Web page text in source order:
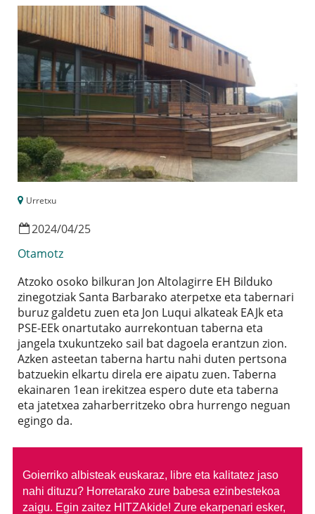
Urretxu
2024/04/25
Otamotz
Atzoko osoko bilkuran Jon Altolagirre EH Bilduko
zinegotziak Santa Barbarako aterpetxe eta tabernari
buruz galdetu zuen eta Jon Luqui alkateak EAJk eta
PSE-EEk onartutako aurrekontuan taberna eta
jangela txukuntzeko sail bat dagoela erantzun zion.
Azken asteetan taberna hartu nahi duten pertsona
batzuekin elkartu direla ere aipatu zuen. Taberna
ekainaren 1ean irekitzea espero dute eta taberna
eta jatetxea zaharberritzeko obra hurrengo neguan
egingo da.
Goierriko albisteak euskaraz, libre eta kalitatez jaso
nahi dituzu? Horretarako zure babesa ezinbestekoa
zaigu. Egin zaitez HITZAkide! Zure ekarpenari esker,